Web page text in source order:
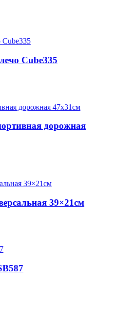
Cube335
дорожная
39×21см